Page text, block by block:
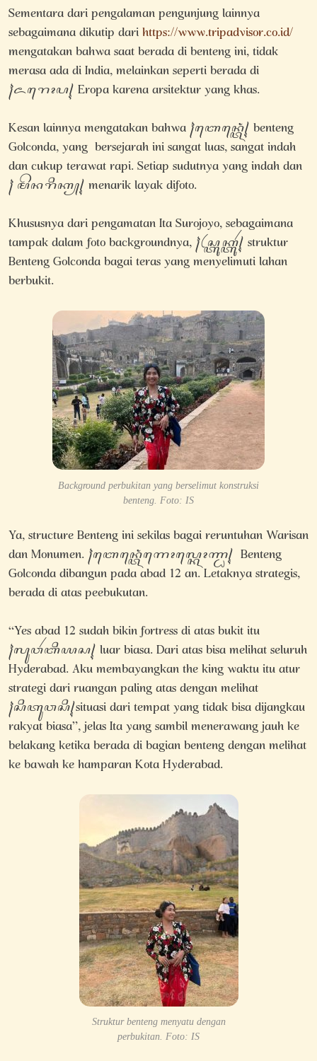
Sementara dari pengalaman pengunjung lainnya
sebagaimana dikutip darihttps://www.tripadvisor.co.id/
mengatakan bahwa saat berada di benteng ini, tidak
merasa ada di India, melainkan seperti berada di
꧌ꦌꦫꦺꦴꦥ꧍ Eropa karena arsitektur yang khas.
Kesan lainnya mengatakan bahwa ꧌ꦧꦺꦤ꧀ꦠꦺꦁ꧍ benteng
Golconda, yang bersejarah ini sangat luas, sangat indah
dan cukup terawat rapi. Setiap sudutnya yang indah dan
꧌ ꦩꦼꦤꦫꦶꦏ꧀꧍ menarik layak difoto.
Khususnya dari pengamatan Ita Surojoyo, sebagaimana
tampak dalam foto backgroundnya, ꧌ꦱ꧀ꦠꦿꦸꦏ꧀ꦠꦸꦂ꧍ struktur
Benteng Golconda bagai teras yang menyelimuti lahan
berbukit.
Background perbukitan yang berselimut konstruksi
benteng. Foto: IS
Ya, structure Benteng ini sekilas bagai reruntuhan Warisan
dan Monumen. ꧌ꦧꦺꦤ꧀ꦠꦺꦁꦒꦺꦴꦭ꧀ꦏꦺꦴꦟ꧀ꦝ꧍ Benteng
Golconda dibangun pada abad 12 an. Letaknya strategis,
berada di atas peebukutan.
“Yes abad 12 sudah bikin fortress di atas bukit itu
꧌ꦭꦸꦮꦂꦧꦶꦪꦱ꧍ luar biasa. Dari atas bisa melihat seluruh
Hyderabad. Aku membayangkan the king waktu itu atur
strategi dari ruangan paling atas dengan melihat
꧌ꦱꦶꦠꦸꦮꦱꦶ꧍situasi dari tempat yang tidak bisa dijangkau
rakyat biasa”, jelas Ita yang sambil menerawang jauh ke
belakang ketika berada di bagian benteng dengan melihat
ke bawah ke hamparan Kota Hyderabad.
Struktur benteng menyatu dengan
perbukitan. Foto: IS